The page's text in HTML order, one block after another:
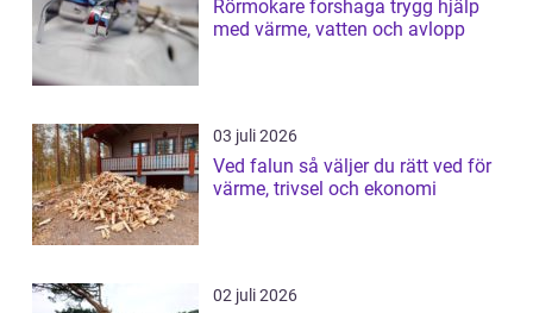
Rörmokare forshaga trygg hjälp
med värme, vatten och avlopp
03 juli 2026
Ved falun så väljer du rätt ved för
värme, trivsel och ekonomi
02 juli 2026